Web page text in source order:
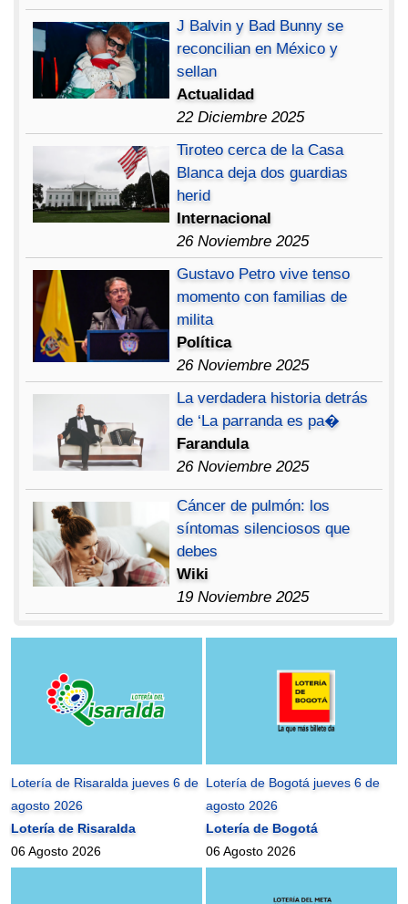
J Balvin y Bad Bunny se
reconcilian en México y
sellan
Actualidad
22 Diciembre 2025
Tiroteo cerca de la Casa
Blanca deja dos guardias
herid
Internacional
26 Noviembre 2025
Gustavo Petro vive tenso
momento con familias de
milita
Política
26 Noviembre 2025
La verdadera historia detrás
de ‘La parranda es pa�
Farandula
26 Noviembre 2025
Cáncer de pulmón: los
síntomas silenciosos que
debes
Wiki
19 Noviembre 2025
Lotería de Risaralda jueves 6 de
agosto 2026
Lotería de Risaralda
06 Agosto 2026
Lotería de Bogotá jueves 6 de
agosto 2026
Lotería de Bogotá
06 Agosto 2026